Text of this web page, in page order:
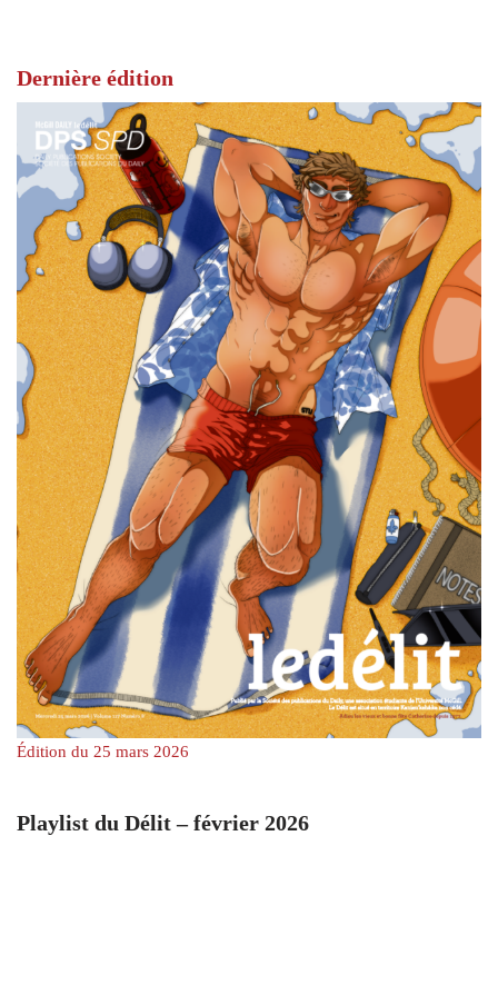
Dernière édition
Édition du 25 mars 2026
Playlist du Délit – février 2026